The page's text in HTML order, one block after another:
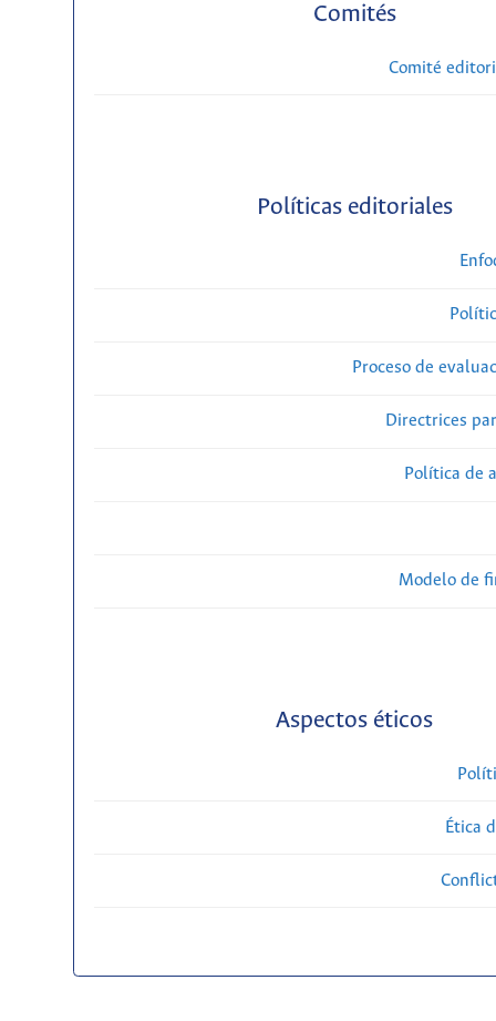
Comités
Comité
Políticas editoriales
Proceso de
Directrices
Política de
Modelo de
Aspectos éticos
Ética